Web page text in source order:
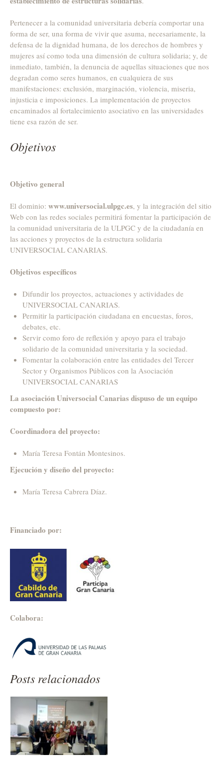
Pertenecer a la comunidad universitaria debería comportar una
forma de ser, una forma de vivir que asuma, necesariamente, la
defensa de la dignidad humana, de los derechos de hombres y
mujeres así como toda una dimensión de cultura solidaria; y, de
inmediato, también, la denuncia de aquellas situaciones que nos
degradan como seres humanos, en cualquiera de sus
manifestaciones: exclusión, marginación, violencia, miseria,
injusticia e imposiciones. La implementación de proyectos
encaminados al fortalecimiento asociativo en las universidades
tiene esa razón de ser.
Objetivos
Objetivo general
El dominio: www.universocial.ulpgc.es, y la integración del sitio
Web con las redes sociales permitirá fomentar la participación de
la comunidad universitaria de la ULPGC y de la ciudadanía en
las acciones y proyectos de la estructura solidaria
UNIVERSOCIAL CANARIAS.
Objetivos específicos
Difundir los proyectos, actuaciones y actividades de
UNIVERSOCIAL CANARIAS.
Permitir la participación ciudadana en encuestas, foros,
debates, etc.
Servir como foro de reflexión y apoyo para el trabajo
solidario de la comunidad universitaria y la sociedad.
Fomentar la colaboración entre las entidades del Tercer
Sector y Organismos Públicos con la Asociación
UNIVERSOCIAL CANARIAS
La asociación Universocial Canarias dispuso de un equipo
compuesto por:
Coordinadora del proyecto:
María Teresa Fontán Montesinos.
Ejecución y diseño del proyecto:
María Teresa Cabrera Díaz.
Financiado por:
Colabora:
Posts relacionados